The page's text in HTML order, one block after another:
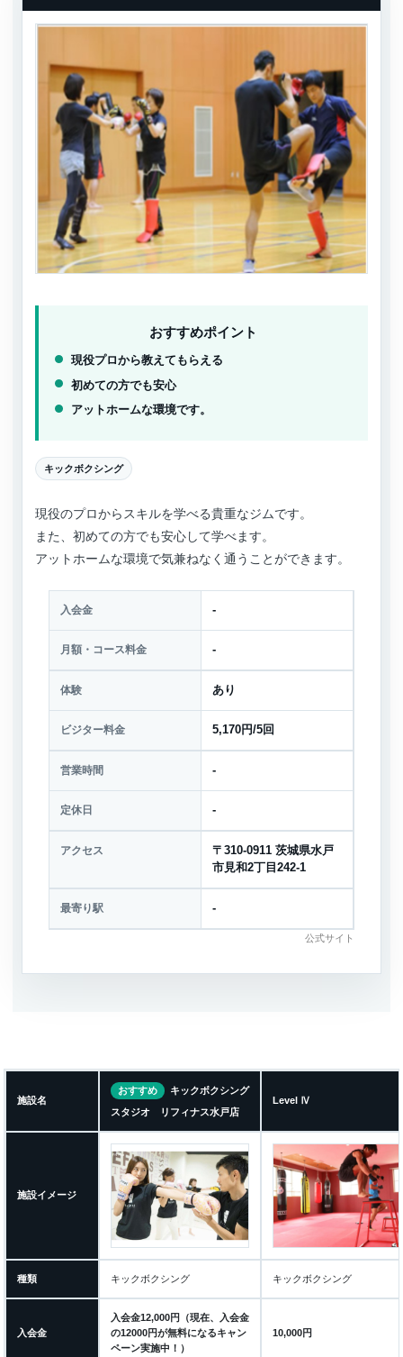
おすすめポイント
現役プロから教えてもらえる
初めての方でも安心
アットホームな環境です。
キックボクシング
現役のプロからスキルを学べる貴重なジムです。
また、初めての方でも安心して学べます。
アットホームな環境で気兼ねなく通うことができます。
入会金 -
月額・コース料金 -
体験 あり
ビジター料金 5,170円/5回
営業時間 -
定休日 -
アクセス
〒310-0911 茨城県水戸
市見和2丁目242-1
最寄り駅 -
公式サイト
施設名
おすすめ
キックボクシング
スタジオ リフィナス水戸店
Level Ⅳ
施設イメージ
種類 キックボクシング キックボクシング
入会金
入会金12,000円（現在、入会金
の12000円が無料になるキャン
ペーン実施中！）
10,000円